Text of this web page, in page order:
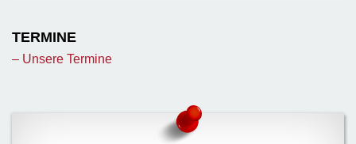
TERMINE
– Unsere Termine